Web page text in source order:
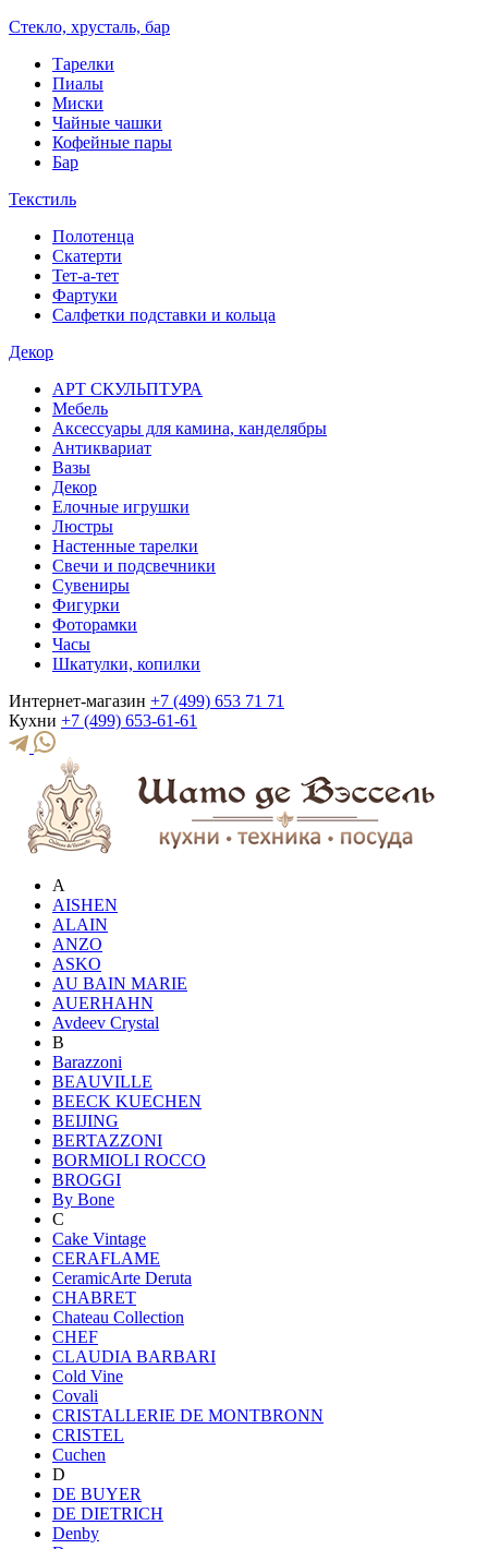
Стекло, хрусталь, бар
Тарелки
Пиалы
Миски
Чайные чашки
Кофейные пары
Бар
Текстиль
Полотенца
Скатерти
Тет-а-тет
Фартуки
Салфетки подставки и кольца
Декор
АРТ СКУЛЬПТУРА
Мебель
Аксессуары для камина, канделябры
Антиквариат
Вазы
Декор
Елочные игрушки
Люстры
Настенные тарелки
Свечи и подсвечники
Сувениры
Фигурки
Фоторамки
Часы
Шкатулки, копилки
Интернет-магазин +7 (499) 653 71 71
Кухни +7 (499) 653-61-61
A
AISHEN
ALAIN
ANZO
ASKO
AU BAIN MARIE
AUERHAHN
Avdeev Crystal
B
Barazzoni
BEAUVILLE
BEECK KUECHEN
BEIJING
BERTAZZONI
BORMIOLI ROCCO
BROGGI
By Bone
C
Cake Vintage
CERAFLAME
CeramicArte Deruta
CHABRET
Chateau Collection
CHEF
CLAUDIA BARBARI
Cold Vine
Covali
CRISTALLERIE DE MONTBRONN
CRISTEL
Cuchen
D
DE BUYER
DE DIETRICH
Denby